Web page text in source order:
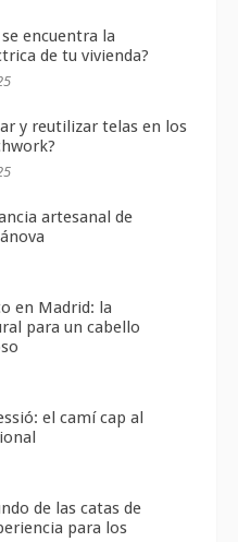
encuentra la
de tu vivienda?
y reutilizar telas en los
artesanal de
en Madrid: la
para un cabello
el camí cap al
de las catas de
para los